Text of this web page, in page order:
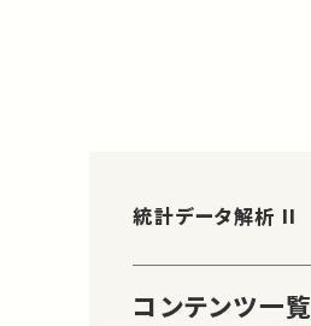
統計データ解析 II
コンテンツ一覧